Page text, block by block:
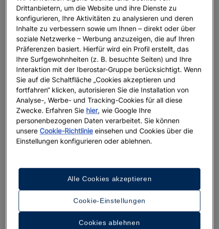
Fincas.
Vom Flamenco bis zu Miró: ein Erbe, das
Identität atmet
Mediterrane Kultur ist ebenso tief verwurzelteMusik
wie avantgardistische Kunstund alles, was diese
beiden Welten miteinander verbindet. Doch was
haben beispielsweise der Flamenco und das Werk
von Joan Miró gemeinsam? Ganz einfach: Beide
verkörpern eine unverwechselbare mediterrane
Identität. Sie wirken modern und bewahren dennoch
Traditionen bzw. interpretieren sie neu. Während der
erblüht, hinterließen Künstler wie Miró ihren
unverkennbaren Stempel an Orten wie Barcelona
Mallorca, wo Galerien und Museennur der Anfang
einer Reise jenseits des Gewohnten sind. Heute
tragen ihre modernistischen Bauwerke, Gemälde
Drittanbietern, um die Website und ihre Dienste zu
konfigurieren, Ihre Aktivitäten zu analysieren und deren
Inhalte zu verbessern sowie um Ihnen – direkt oder über
soziale Netzwerke – Werbung anzuzeigen, die auf Ihren
Präferenzen basiert. Hierfür wird ein Profil erstellt, das
Ihre Surfgewohnheiten (z. B. besuchte Seiten) und Ihre
Interaktion mit der Iberostar-Gruppe berücksichtigt. Wenn
Sie auf die Schaltfläche „Cookies akzeptieren und
fortfahren“ klicken, autorisieren Sie die Installation von
Analyse-, Werbe- und Tracking-Cookies für all diese
Zwecke. Erfahren Sie hier, wie Google Ihre
personenbezogenen Daten verarbeitet. Sie können
unsereCookie-Richtlinie einsehen und Cookies über die
Einstellungen konfigurieren oder ablehnen.
Cookie-Einstellungen
Cookies ablehnen
Alle Cookies akzeptieren